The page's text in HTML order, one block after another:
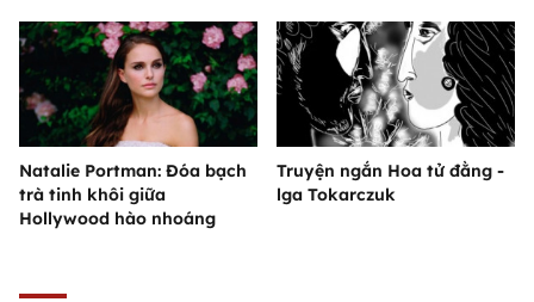
Natalie Portman: Đóa bạch
trà tinh khôi giữa
Hollywood hào nhoáng
Truyện ngắn Hoa tử đằng -
lga Tokarczuk